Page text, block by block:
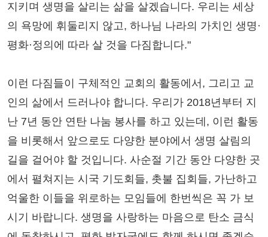
지키며 생명을 살리는 삶을 살겠습니다. 우리는 세상
의 욕망에 휘둘리지 않고, 하나님 나라의 가치인 생명·
평화·정의에 따라 살 것을 다짐합니다."
이런 다짐들이 구체적인 교회의 활동에서, 그리고 교
인의 삶에서 드러나야 합니다. 우리가 2018년부터 지
난 7년 동안 연탄 나눔 봉사를 하고 있는데, 이런 활동
을 비롯해서 앞으로도 다양한 분야에서 생명 살림의
길을 걸어야 할 것입니다. 사순절 기간 동안 다양한 곳
에서 펼쳐지는 시국 기도회들, 촛불 집회들, 가난하고
억울한 이들을 위로하는 모임들에 한번씩은 꼭 가 보
시기 바랍니다. 생명을 사랑하는 마음으로 탄소 금식